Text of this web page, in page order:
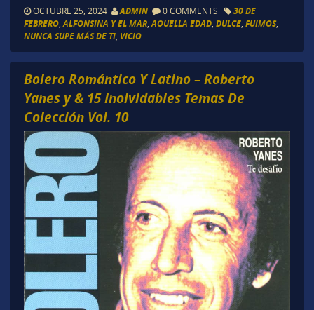
OCTUBRE 25, 2024 ADMIN 0 COMMENTS
30 DE
FEBRERO,ALFONSINA Y EL MAR,AQUELLA EDAD, DULCE, FUIMOS,
NUNCA SUPE MÁS DE TI, VICIO
Bolero Romántico Y Latino – Roberto
Yanes y & 15 Inolvidables Temas De
Colección Vol. 10